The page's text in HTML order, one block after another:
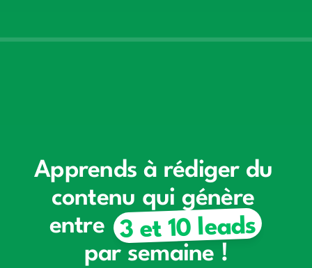
Apprends à rédiger du
contenu qui génère
entre
3 et 10 leads
par semaine !
3 et 10 leads